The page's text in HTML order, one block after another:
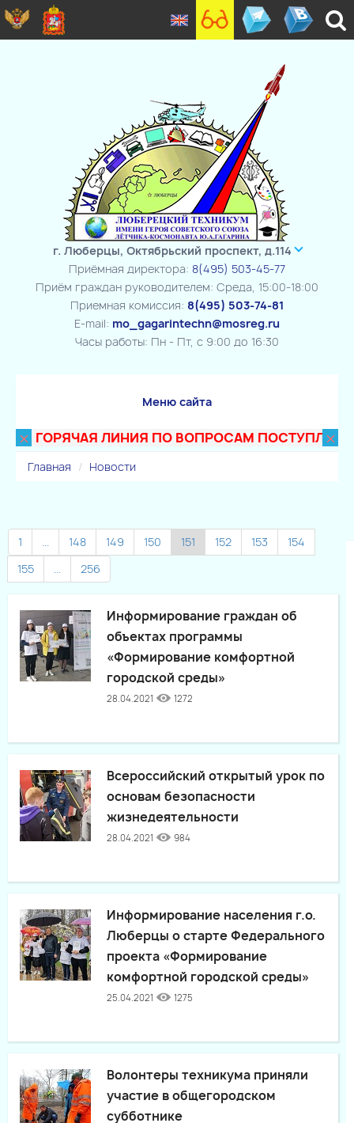
г. Люберцы, Октябрьский проспект, д.114
Приёмная директора: 8(495) 503-45-77
Приём граждан руководителем: Среда, 15:00-18:00
Приемная комиссия: 8(495) 503-74-81
E-mail: mo_gagarintechn@mosreg.ru
Часы работы: Пн - Пт, с 9:00 до 16:30
Меню сайта
×ГОРЯЧАЯ ЛИНИЯ ПО ВОПРОСАМ ПОСТУПЛЕНИЯ
×
Главная Новости
1 ... 148 149 150 151 152 153
154
155
... 256
Информирование граждан об
объектах программы
«Формирование комфортной
городской среды»
28.04.2021 1272
Всероссийский открытый урок по
основам безопасности
жизнедеятельности
28.04.2021 984
Информирование населения г.о.
Люберцы о старте Федерального
проекта «Формирование
комфортной городской среды»
25.04.2021 1275
Волонтеры техникума приняли
участие в общегородском
субботнике